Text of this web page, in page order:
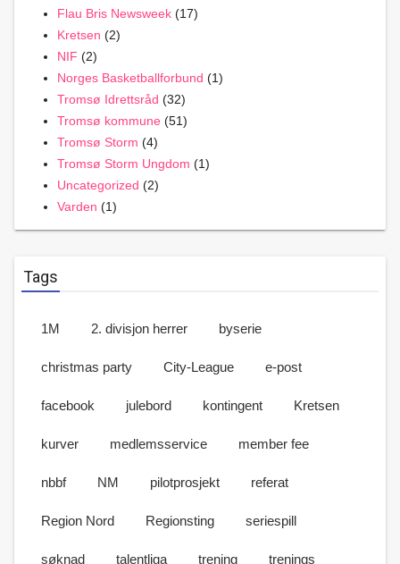
Flau Bris Newsweek (17)
Kretsen (2)
NIF (2)
Norges Basketballforbund (1)
Tromsø Idrettsråd (32)
Tromsø kommune (51)
Tromsø Storm (4)
Tromsø Storm Ungdom (1)
Uncategorized (2)
Varden (1)
Tags
1M 2. divisjon herrer byserie
christmas party City-League e-post
facebook julebord kontingent Kretsen
kurver medlemsservice member fee
nbbf NM pilotprosjekt referat
Region Nord Regionsting seriespill
søknad talentliga trening trenings